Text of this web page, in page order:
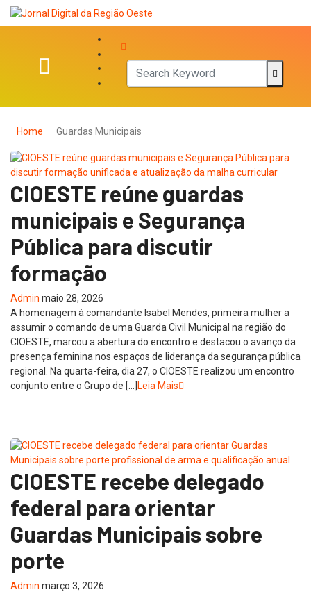
Home Guardas Municipais
CIOESTE reúne guardas
municipais e Segurança
Pública para discutir
formação
Admin maio 28, 2026
A homenagem à comandante Isabel Mendes, primeira mulher a
assumir o comando de uma Guarda Civil Municipal na região do
CIOESTE, marcou a abertura do encontro e destacou o avanço da
presença feminina nos espaços de liderança da segurança pública
regional. Na quarta-feira, dia 27, o CIOESTE realizou um encontro
conjunto entre o Grupo de […]
Leia Mais
CIOESTE recebe delegado
federal para orientar
Guardas Municipais sobre
porte
Admin março 3, 2026